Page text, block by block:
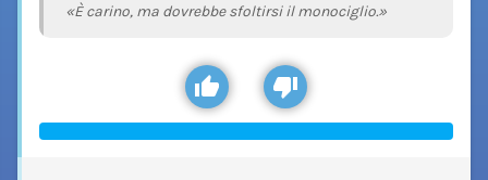
«È carino, ma dovrebbe sfoltirsi il monociglio.»